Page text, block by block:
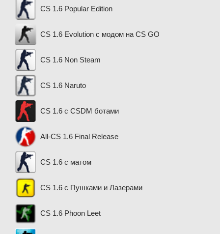
CS 1.6 Popular Edition
CS 1.6 Evolution с модом на CS GO
CS 1.6 Non Steam
CS 1.6 Naruto
CS 1.6 с CSDM ботами
All-CS 1.6 Final Release
CS 1.6 с матом
CS 1.6 с Пушками и Лазерами
CS 1.6 Phoon Leet